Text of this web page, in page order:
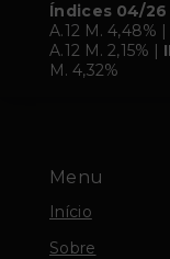
Menu
Início
Sobre
Índices 04/26
A.12 M. 4,48% |
A.12 M. 2,15% |
M. 4,32%